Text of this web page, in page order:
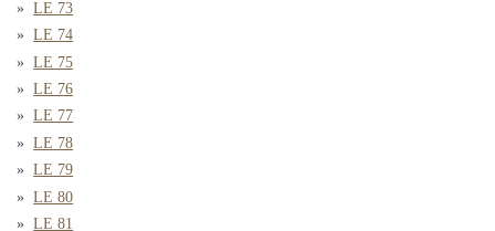
LE 73
LE 74
LE 75
LE 76
LE 77
LE 78
LE 79
LE 80
LE 81